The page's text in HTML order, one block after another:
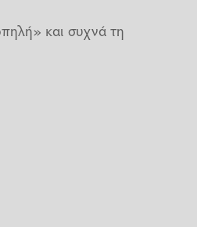
και συχνά τη